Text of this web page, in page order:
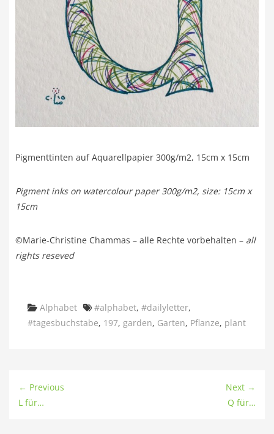
Pigmenttinten auf Aquarellpapier 300g/m2, 15cm x 15cm
Pigment inks on watercolour paper 300g/m2, size: 15cm x
15cm
©Marie-Christine Chammas – alle Rechte vorbehalten – all
rights reseved
Categories
Alphabet Tags
#alphabet, #dailyletter,
#tagesbuchstabe, 197, garden, Garten, Pflanze, plant
← Previous
L für…
Next →
Q für…